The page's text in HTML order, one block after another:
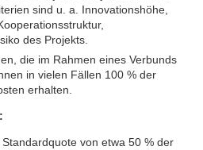
sind u. a. Innovationshöhe,
des Projekts.
die im Rahmen eines Verbunds
in vielen Fällen 100 % der
erhalten.
von etwa 50 % der